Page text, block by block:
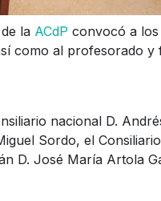
la ACdP convocó a
como al profesorado y
nacional D.
Sordo, el
D. José María Artola